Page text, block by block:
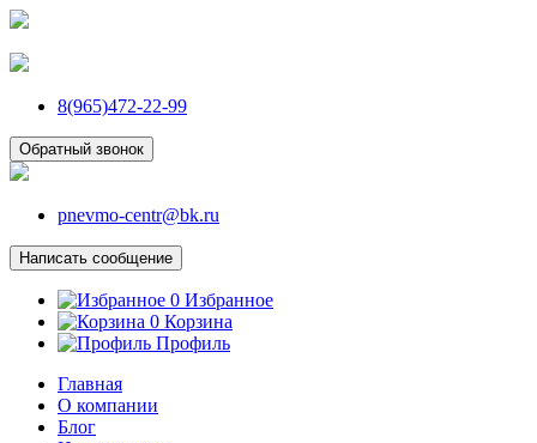
8(965)472-22-99
Обратный звонок
pnevmo-centr@bk.ru
Написать сообщение
0 Избранное
0 Корзина
Профиль
Главная
О компании
Блог